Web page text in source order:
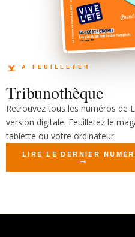
Tribunothèque
Retrouvez tous les numéros de
version digitale. Feuilletez le
tablette ou votre ordinateur.
LIRE LE DERNIER